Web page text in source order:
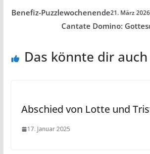
Benefiz-Puzzlewochenende21. März 2026
Cantate Domino:
Das könnte dir
Abschied von Lotte und
17. Januar 2025